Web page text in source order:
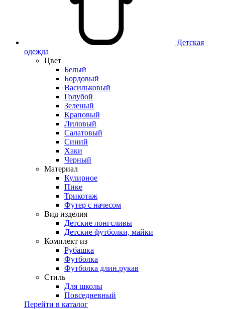
Детская
одежда
Цвет
Белый
Бордовый
Васильковый
Голубой
Зеленый
Краповый
Лиловый
Салатовый
Синий
Хаки
Черный
Материал
Кулирное
Пике
Трикотаж
Футер с начесом
Вид изделия
Детские лонгсливы
Детские футболки, майки
Комплект из
Рубашка
Футболка
Футболка длин.рукав
Стиль
Для школы
Повседневный
Перейти в каталог